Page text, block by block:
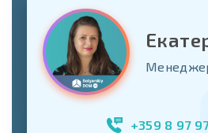
+359 8 97